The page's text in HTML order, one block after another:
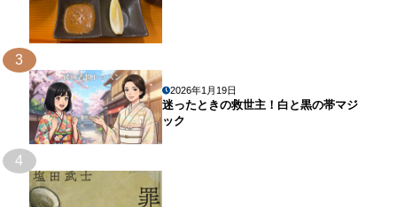
3
2026年1月19日
迷ったときの救世主！白と黒の帯マジ
ック
4